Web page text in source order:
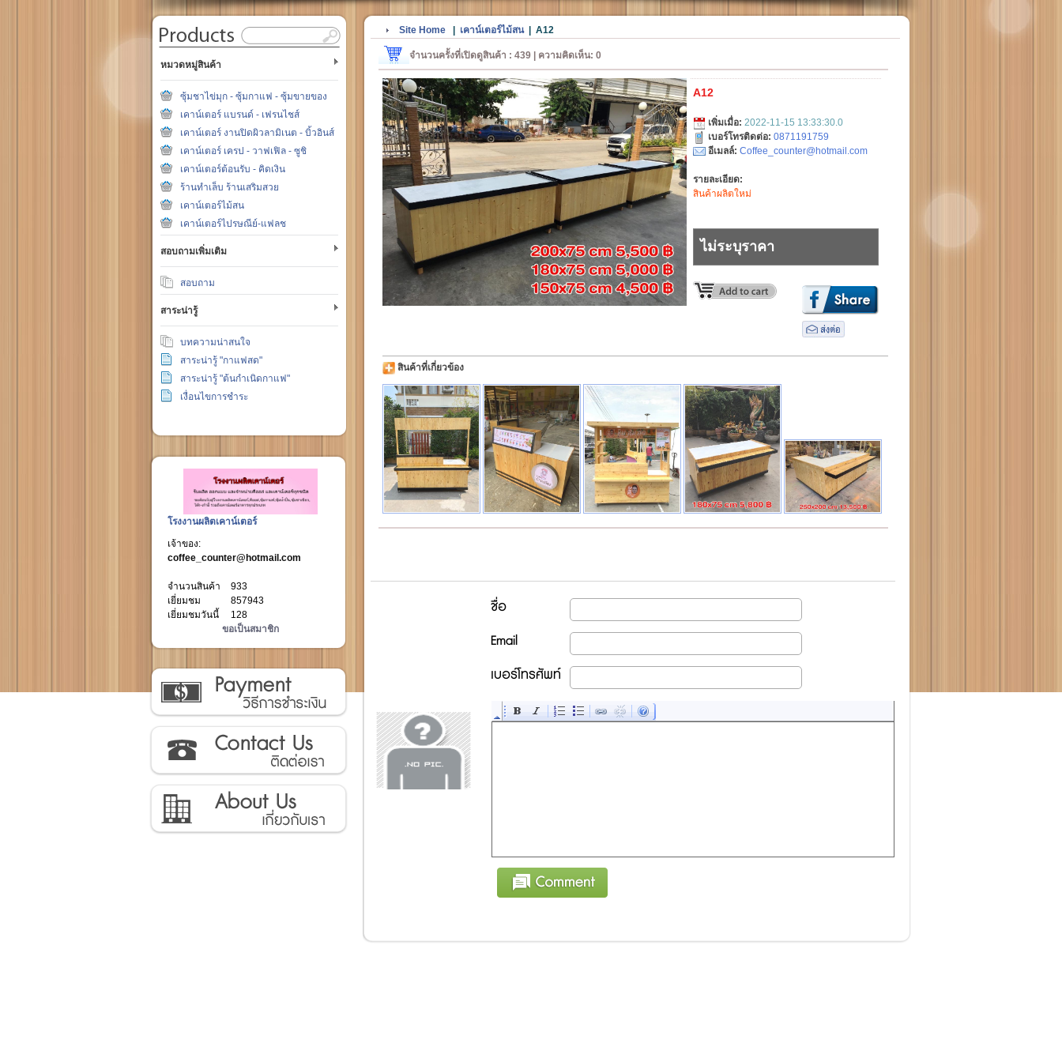
หมวดหมู่สินค้า
ซุ้มชาไข่มุก - ซุ้มกาแฟ - ซุ้มขายของ
เคาน์เตอร์ แบรนด์ - เฟรนไชส์
เคาน์เตอร์ งานปิดผิวลามิเนต - บิ้วอินส์
เคาน์เตอร์ เครป - วาฟเฟิล - ซูชิ
เคาน์เตอร์ต้อนรับ - คิดเงิน
ร้านทำเล็บ ร้านเสริมสวย
เคาน์เตอร์ไม้สน
เคาน์เตอร์ไปรษณีย์-แฟลช
สอบถามเพิ่มเติม
สอบถาม
สาระน่ารู้
บทความน่าสนใจ
สาระน่ารู้ "กาแฟสด"
สาระน่ารู้ "ต้นกำเนิดกาแฟ"
เงื่อนไขการชำระ
โรงงานผลิตเคาน์เตอร์
เจ้าของ:
coffee_counter@hotmail.com
จำนวนสินค้า
933
เยี่ยมชม
857943
เยี่ยมชมวันนี้
128
ขอเป็นสมาชิก
Site Home| เคาน์เตอร์ไม้สน| A12
จำนวนครั้งที่เปิดดูสินค้า : 439 | ความคิดเห็น: 0
A12
เพิ่มเมื่อ: 2022-11-15 13:33:30.0
เบอร์โทรติดต่อ: 0871191759
อีเมลล์: Coffee_counter@hotmail.com
รายละเอียด:
สินค้าผลิตใหม่
ไม่ระบุราคา
สินค้าที่เกี่ยวข้อง
ชื่อ
Email
เบอร์โทรศัพท์